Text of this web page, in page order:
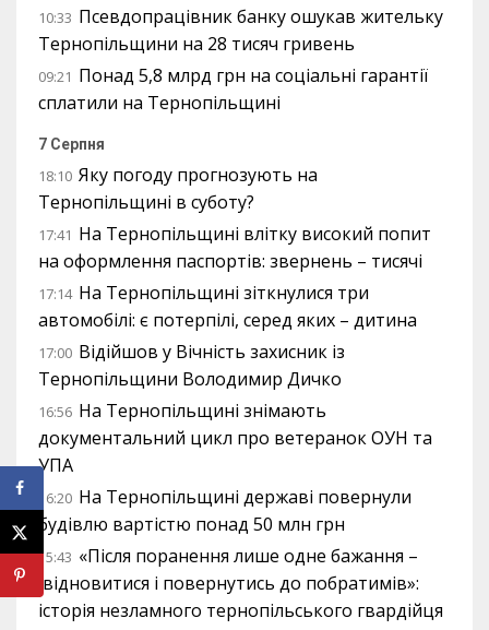
10:33 Псевдопрацівник банку ошукав жительку
Тернопільщини на 28 тисяч гривень
09:21 Понад 5,8 млрд грн на соціальні гарантії
сплатили на Тернопільщині
7 Серпня
18:10 Яку погоду прогнозують на
Тернопільщині в суботу?
17:41 На Тернопільщині влітку високий попит
на оформлення паспортів: звернень – тисячі
17:14 На Тернопільщині зіткнулися три
автомобілі: є потерпілі, серед яких – дитина
17:00 Відійшов у Вічність захисник із
Тернопільщини Володимир Дичко
16:56 На Тернопільщині знімають
документальний цикл про ветеранок ОУН та
УПА
16:20 На Тернопільщині державі повернули
будівлю вартістю понад 50 млн грн
15:43 «Після поранення лише одне бажання –
відновитися і повернутись до побратимів»:
історія незламного тернопільського гвардійця